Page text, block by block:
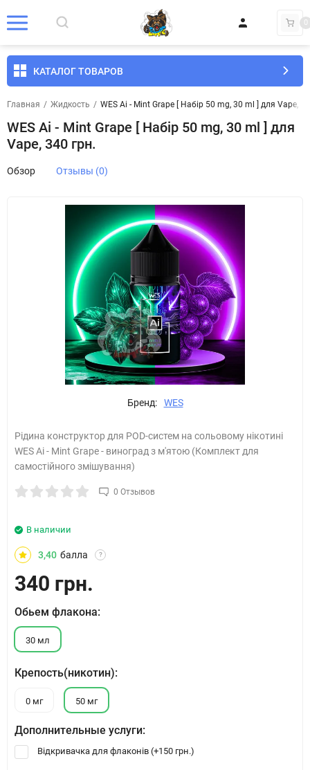
0
КАТАЛОГ ТОВАРОВ
Главная / Жидкость / WES Ai - Mint Grape [ Набір 50 mg, 30 ml ] для Vape,
WES Ai - Mint Grape [ Набір 50 mg, 30 ml ] для
Vape, 340 грн.
Обзор Отзывы (0)
Бренд: WES
Рідина конструктор для POD-систем на сольовому нікотині
WES Ai - Mint Grape - виноград з м'ятою (Комплект для
самостійного змішування)
0 Отзывов
В наличии
3,40 балла ?
340 грн.
Обьем флакона:
30 мл
Крепость(никотин):
0 мг 50 мг
Дополнительные услуги:
Відкривачка для флаконів (+150 грн.)